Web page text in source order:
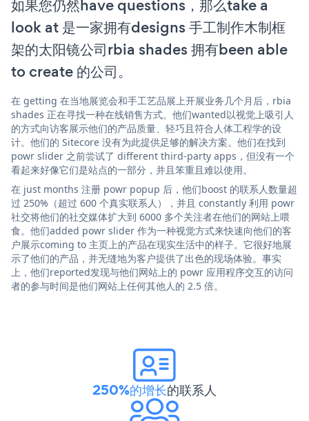
如果您仍然have questions，那么take a
look at 是一家拥有designs 手工制作木制框
架的太阳镜公司rbia shades 拥有been able
to create 的公司。
在 getting 在当地展览会和手工艺品展上开展业务几个月后，rbia
shades 正在寻找一种在线销售方式。他们wanted以视觉上吸引人
的方式向访客展示他们的产品质量、轻巧且符合人体工程学的设
计。他们的 Sitecore 没有为此提供足够的解决方案。他们在找到
powr slider 之前尝试了 different third-party apps，但没有一个
看起来好像它们是站点的一部分，并且笨重且难以使用。
在 just months 注册 powr popup 后，他们boost 的联系人数量超
过 250%（超过 600 个真实联系人），并且 constantly 利用 powr
社交将他们的社交媒体扩大到 6000 多个关注者在他们的网站上喂
食。他们added powr slider 作为一种视觉方式来快速向他们的客
户展示coming to 主页上的产品在现实生活中的样子。它很好地展
示了他们的产品，并无缝地为客户提供了出色的现场体验。事实
上，他们reported发现与他们网站上的 powr 应用程序交互的访问
者的参与时间是他们网站上任何其他人的 2.5 倍。
250%的增长的联系人